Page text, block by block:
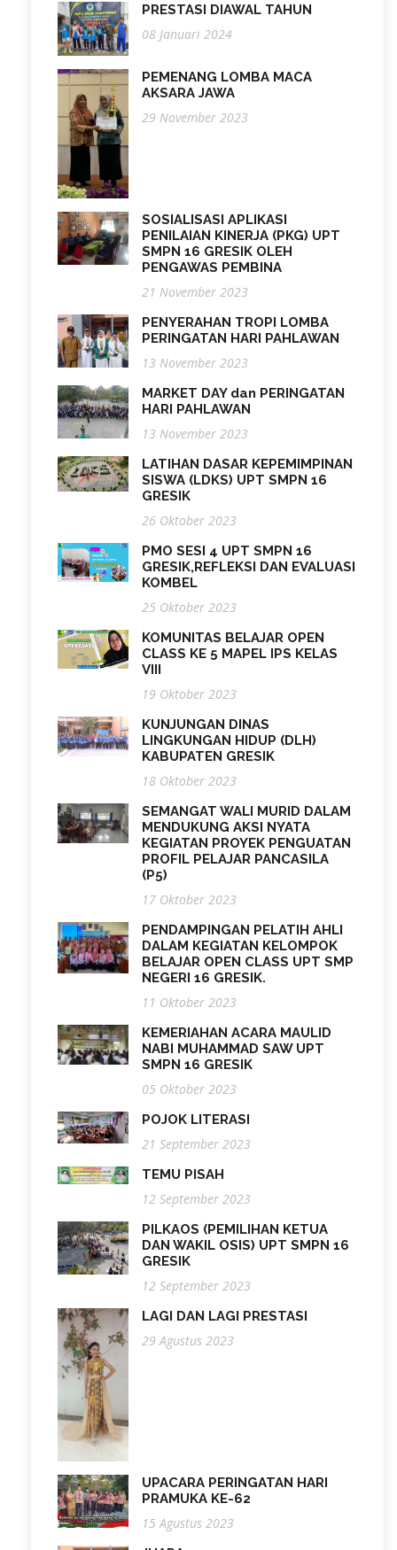
PRESTASI DIAWAL TAHUN
08 Januari 2024
PEMENANG LOMBA MACA
AKSARA JAWA
29 November 2023
SOSIALISASI APLIKASI
PENILAIAN KINERJA (PKG) UPT
SMPN 16 GRESIK OLEH
PENGAWAS PEMBINA
21 November 2023
PENYERAHAN TROPI LOMBA
PERINGATAN HARI PAHLAWAN
13 November 2023
MARKET DAY dan PERINGATAN
HARI PAHLAWAN
13 November 2023
LATIHAN DASAR KEPEMIMPINAN
SISWA (LDKS) UPT SMPN 16
GRESIK
26 Oktober 2023
PMO SESI 4 UPT SMPN 16
GRESIK,REFLEKSI DAN EVALUASI
KOMBEL
25 Oktober 2023
KOMUNITAS BELAJAR OPEN
CLASS KE 5 MAPEL IPS KELAS
VIII
19 Oktober 2023
KUNJUNGAN DINAS
LINGKUNGAN HIDUP (DLH)
KABUPATEN GRESIK
18 Oktober 2023
SEMANGAT WALI MURID DALAM
MENDUKUNG AKSI NYATA
KEGIATAN PROYEK PENGUATAN
PROFIL PELAJAR PANCASILA
(P5)
17 Oktober 2023
PENDAMPINGAN PELATIH AHLI
DALAM KEGIATAN KELOMPOK
BELAJAR OPEN CLASS UPT SMP
NEGERI 16 GRESIK.
11 Oktober 2023
KEMERIAHAN ACARA MAULID
NABI MUHAMMAD SAW UPT
SMPN 16 GRESIK
05 Oktober 2023
POJOK LITERASI
21 September 2023
TEMU PISAH
12 September 2023
PILKAOS (PEMILIHAN KETUA
DAN WAKIL OSIS) UPT SMPN 16
GRESIK
12 September 2023
LAGI DAN LAGI PRESTASI
29 Agustus 2023
UPACARA PERINGATAN HARI
PRAMUKA KE-62
15 Agustus 2023